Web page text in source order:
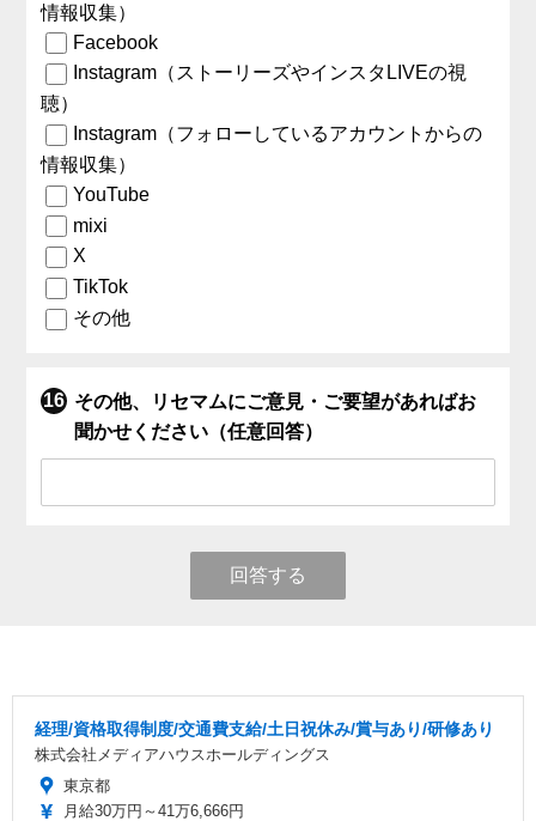
情報収集）
Facebook
Instagram（ストーリーズやインスタLIVEの視
聴）
Instagram（フォローしているアカウントからの
情報収集）
YouTube
mixi
X
TikTok
その他
その他、リセマムにご意見・ご要望があればお
聞かせください（任意回答）
回答する
経理/資格取得制度/交通費支給/土日祝休み/賞与あり/研修あり
株式会社メディアハウスホールディングス
東京都
月給30万円～41万6,666円